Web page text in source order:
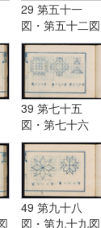
29 第五十一
図・第五十二図
39 第七十五
図・第七十六
図・第七十七図
49 第九十八
図・第九十九図